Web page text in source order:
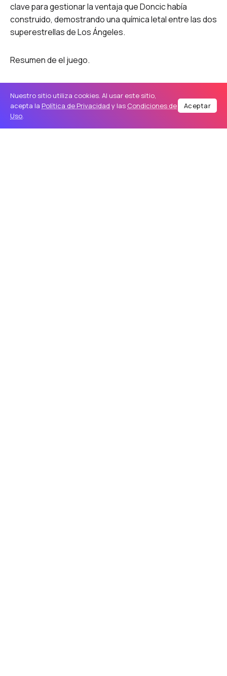
clave para gestionar la ventaja que Doncic había
construido, demostrando una química letal entre las dos
superestrellas de Los Ángeles.
Resumen de el juego.
Nuestro sitio utiliza cookies. Al usar este sitio,
acepta la Política de Privacidad y las Condiciones de
Uso.
Aceptar